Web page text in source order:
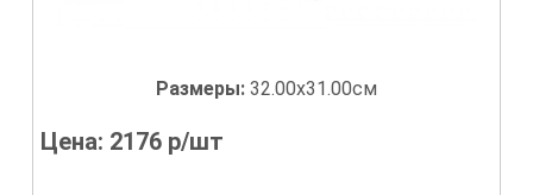
Размеры: 32.00x31.00см
Цена: 2176 р/шт